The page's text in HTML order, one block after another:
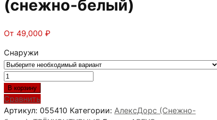
(снежно-белый)
От 49,000 ₽
Снаружи
Количество
товара
АлексДорс
ЭЛИОН
В корзину
Сравнить
Артикул: 055410 Категории: АлексДорс (Снежно-